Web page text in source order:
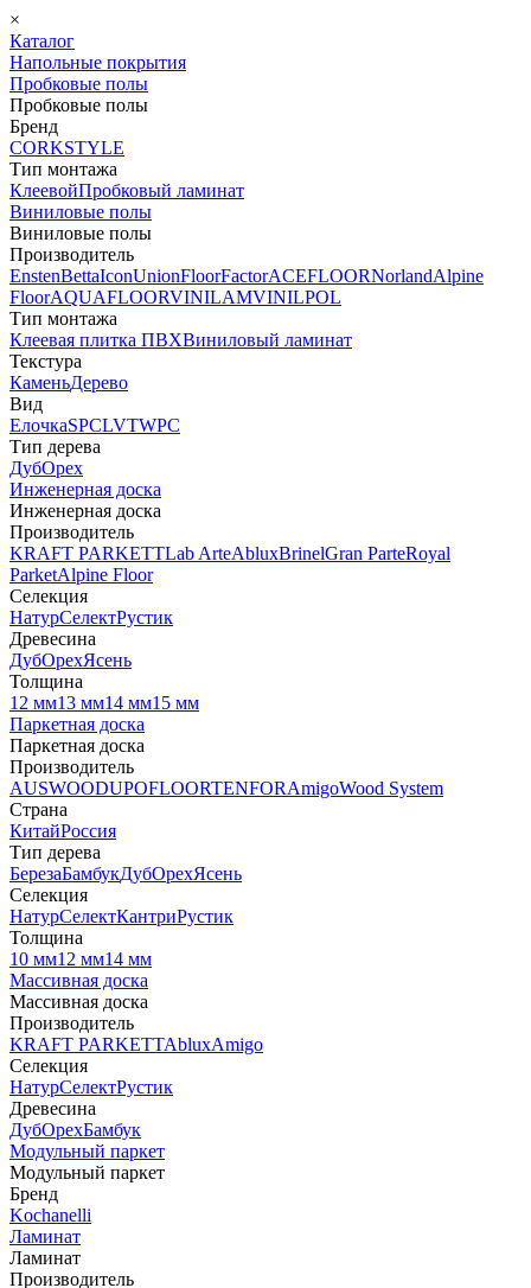
×
Каталог
Напольные покрытия
Пробковые полы
Пробковые полы
Бренд
CORKSTYLE
Тип монтажа
КлеевойПробковый ламинат
Виниловые полы
Виниловые полы
Производитель
EnstenBettaIconUnionFloorFactorACEFLOORNorlandAlpine
FloorAQUAFLOORVINILAMVINILPOL
Тип монтажа
Клеевая плитка ПВХВиниловый ламинат
Текстура
КаменьДерево
Вид
ЕлочкаSPCLVTWPC
Тип дерева
ДубОрех
Инженерная доска
Инженерная доска
Производитель
KRAFT PARKETTLab ArteAbluxBrinelGran ParteRoyal
ParketAlpine Floor
Селекция
НатурСелектРустик
Древесина
ДубОрехЯсень
Толщина
12 мм13 мм14 мм15 мм
Паркетная доска
Паркетная доска
Производитель
AUSWOODUPOFLOORTENFORAmigoWood System
Страна
КитайРоссия
Тип дерева
БерезаБамбукДубОрехЯсень
Селекция
НатурСелектКантриРустик
Толщина
10 мм12 мм14 мм
Массивная доска
Массивная доска
Производитель
KRAFT PARKETTAbluxAmigo
Селекция
НатурСелектРустик
Древесина
ДубОрехБамбук
Модульный паркет
Модульный паркет
Бренд
Kochanelli
Ламинат
Ламинат
Производитель